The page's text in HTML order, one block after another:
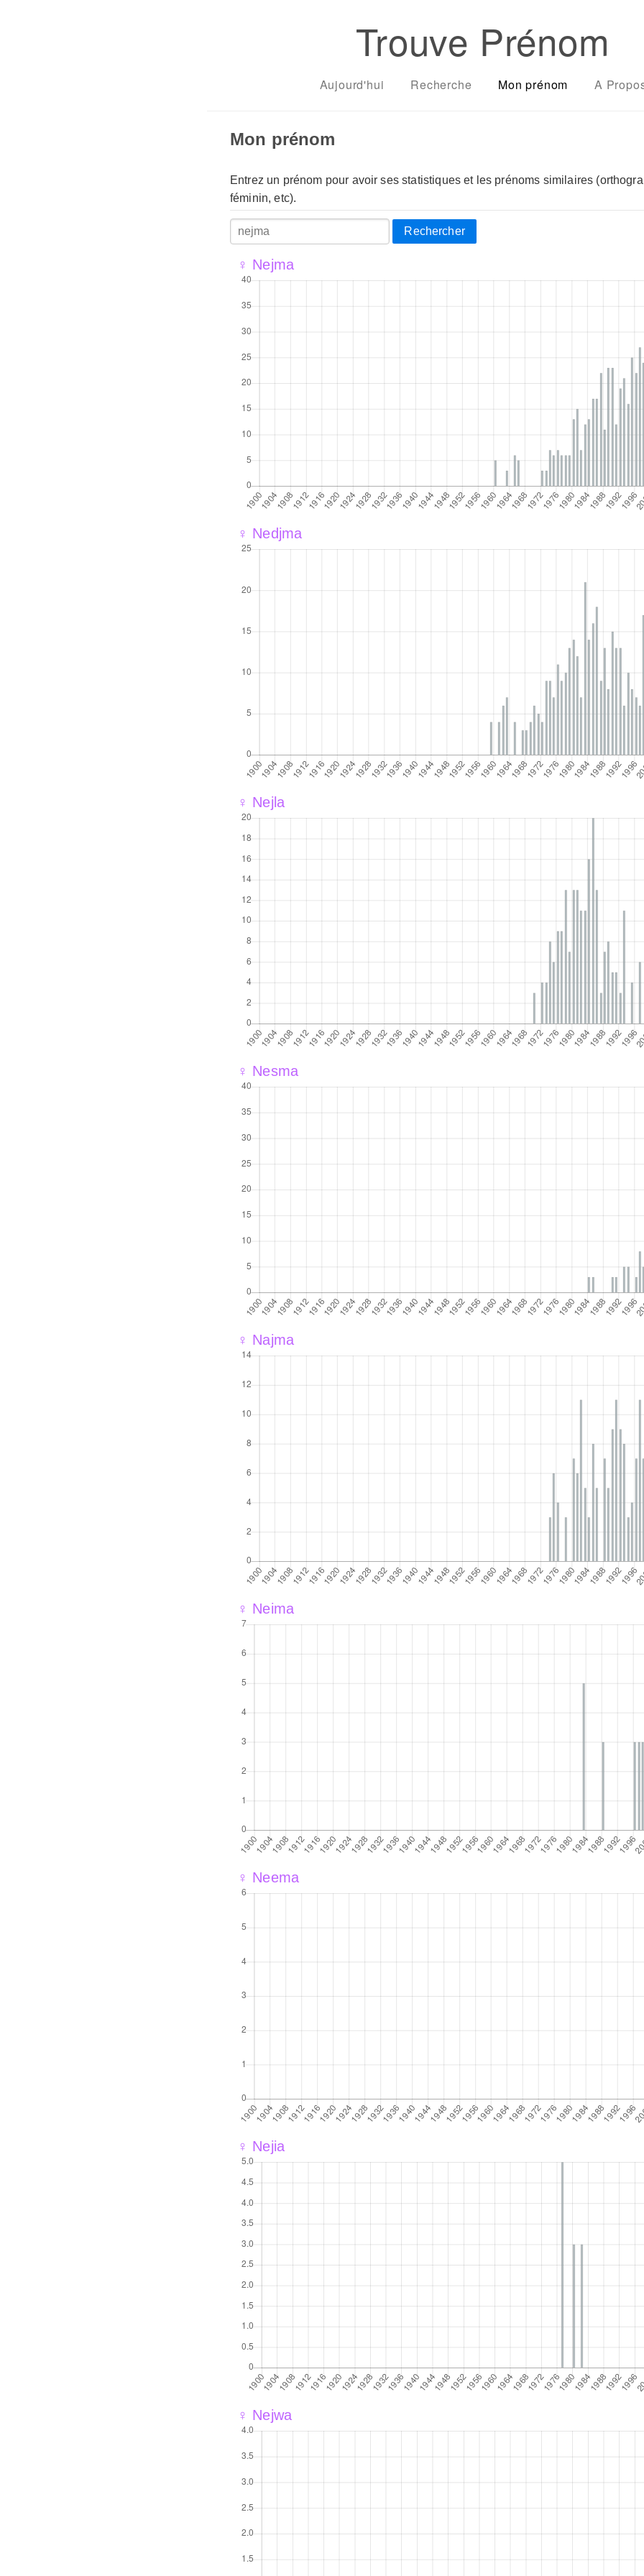
Trouve Prénom
Aujourd'hui Recherche Mon prénom A
Mon prénom
Entrez un prénom pour avoir ses statistiques et les prénoms similaires
féminin, etc).
Rechercher
♀ Nejma
♀ Nedjma
♀ Nejla
♀ Nesma
♀ Najma
♀ Neima
♀ Neema
♀ Nejia
♀ Nejwa